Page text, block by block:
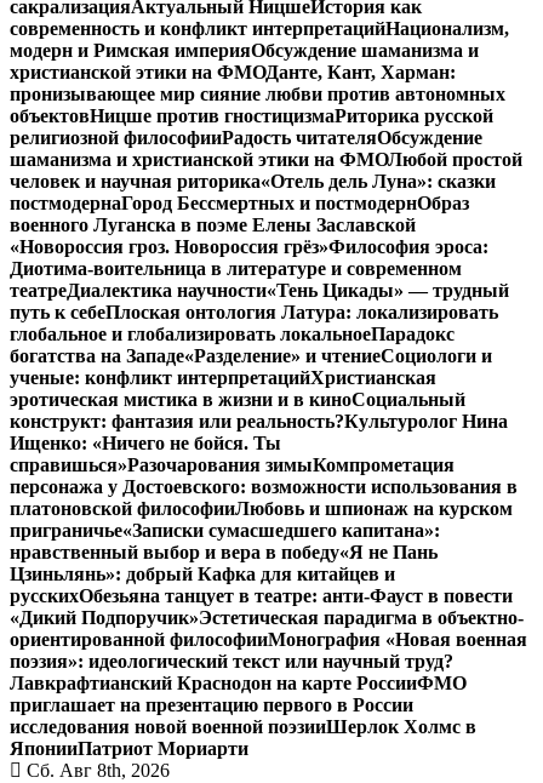
сакрализацияАктуальный НицшеИстория как
современность и конфликт интерпретацийНационализм,
модерн и Римская империяОбсуждение шаманизма и
христианской этики на ФМОДанте, Кант, Харман:
пронизывающее мир сияние любви против автономных
объектовНицше против гностицизмаРиторика русской
религиозной философииРадость читателяОбсуждение
шаманизма и христианской этики на ФМОЛюбой простой
человек и научная риторика«Отель дель Луна»: сказки
постмодернаГород Бессмертных и постмодернОбраз
военного Луганска в поэме Елены Заславской
«Новороссия гроз. Новороссия грёз»Философия эроса:
Диотима-воительница в литературе и современном
театреДиалектика научности«Тень Цикады» — трудный
путь к себеПлоская онтология Латура: локализировать
глобальное и глобализировать локальноеПарадокс
богатства на Западе«Разделение» и чтениеСоциологи и
ученые: конфликт интерпретацийХристианская
эротическая мистика в жизни и в киноСоциальный
конструкт: фантазия или реальность?Культуролог Нина
Ищенко: «Ничего не бойся. Ты
справишься»Разочарования зимыКомпрометация
персонажа у Достоевского: возможности использования в
платоновской философииЛюбовь и шпионаж на курском
приграничье«Записки сумасшедшего капитана»:
нравственный выбор и вера в победу«Я не Пань
Цзиньлянь»: добрый Кафка для китайцев и
русскихОбезьяна танцует в театре: анти-Фауст в повести
«Дикий Подпоручик»Эстетическая парадигма в объектно-
ориентированной философииМонография «Новая военная
поэзия»: идеологический текст или научный труд?
Лавкрафтианский Краснодон на карте РоссииФМО
приглашает на презентацию первого в России
исследования новой военной поэзииШерлок Холмс в
ЯпонииПатриот Мориарти
Сб. Авг 8th, 2026